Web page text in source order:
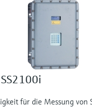
für die Messung von